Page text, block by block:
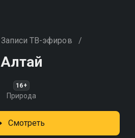
Записи ТВ-эфиров /
Алтай
16+
Природа
Смотреть